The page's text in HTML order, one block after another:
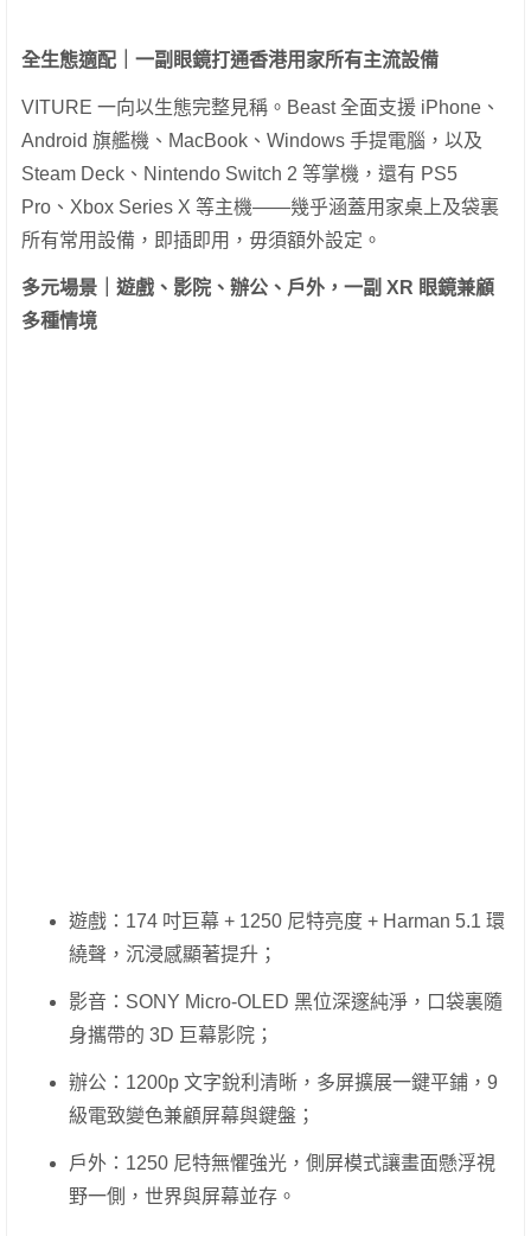
全生態適配｜一副眼鏡打通香港用家所有主流設備
VITURE 一向以生態完整見稱。Beast 全面支援 iPhone、
Android 旗艦機、MacBook、Windows 手提電腦，以及
Steam Deck、Nintendo Switch 2 等掌機，還有 PS5
Pro、Xbox Series X 等主機——幾乎涵蓋用家桌上及袋裏
所有常用設備，即插即用，毋須額外設定。
多元場景｜遊戲、影院、辦公、戶外，一副 XR 眼鏡兼顧
多種情境
遊戲：174 吋巨幕 + 1250 尼特亮度 + Harman 5.1 環
繞聲，沉浸感顯著提升；
影音：SONY Micro-OLED 黑位深邃純淨，口袋裏隨
身攜帶的 3D 巨幕影院；
辦公：1200p 文字銳利清晰，多屏擴展一鍵平鋪，9
級電致變色兼顧屏幕與鍵盤；
戶外：1250 尼特無懼強光，側屏模式讓畫面懸浮視
野一側，世界與屏幕並存。